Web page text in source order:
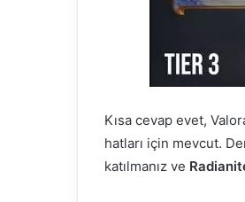
Kısa cevap evet,
hatları için mevcut.
katılmanız ve